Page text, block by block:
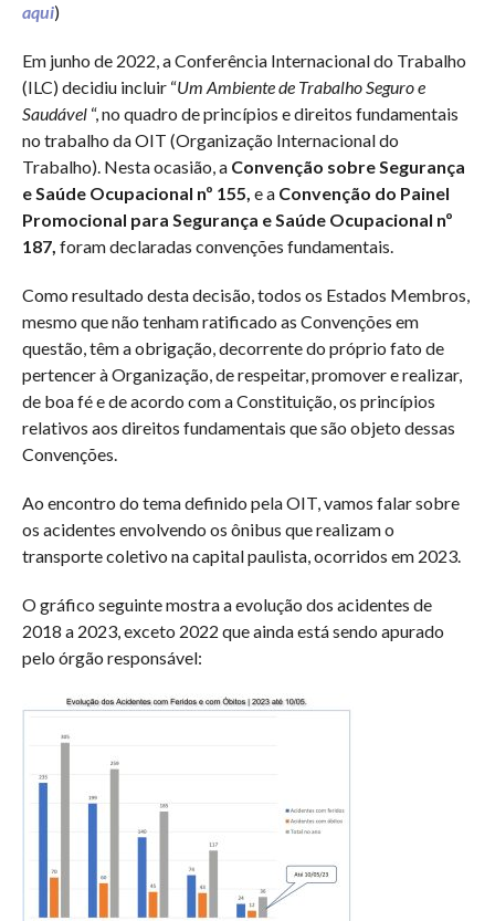
aqui)
Em junho de 2022, a Conferência Internacional do Trabalho
(ILC) decidiu incluir “Um Ambiente de Trabalho Seguro e
Saudável“, no quadro de princípios e direitos fundamentais
no trabalho da OIT (Organização Internacional do
Trabalho). Nesta ocasião, a Convenção sobre Segurança
e Saúde Ocupacional nº 155, e a Convenção do Painel
Promocional para Segurança e Saúde Ocupacional nº
187, foram declaradas convenções fundamentais.
Como resultado desta decisão, todos os Estados Membros,
mesmo que não tenham ratificado as Convenções em
questão, têm a obrigação, decorrente do próprio fato de
pertencer à Organização, de respeitar, promover e realizar,
de boa fé e de acordo com a Constituição, os princípios
relativos aos direitos fundamentais que são objeto dessas
Convenções.
Ao encontro do tema definido pela OIT, vamos falar sobre
os acidentes envolvendo os ônibus que realizam o
transporte coletivo na capital paulista, ocorridos em 2023.
O gráfico seguinte mostra a evolução dos acidentes de
2018 a 2023, exceto 2022 que ainda está sendo apurado
pelo órgão responsável: